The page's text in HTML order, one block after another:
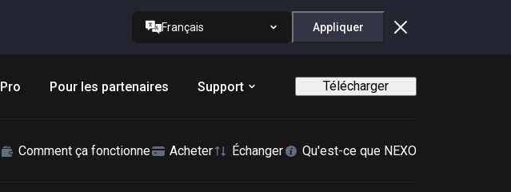
Français Appliquer
Pro Pour les partenaires Support Télécharger
Comment ça fonctionne Acheter Échanger Qu'est-ce que NEXO